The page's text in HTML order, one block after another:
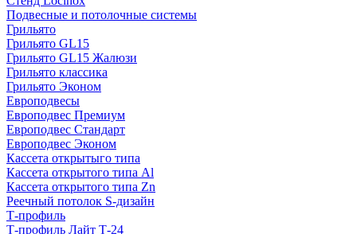
Подвесные и потолочные системы
Грильято
Грильято GL15
Грильято GL15 Жалюзи
Грильято классика
Грильято Эконом
Европодвесы
Европодвес Премиум
Европодвес Стандарт
Европодвес Эконом
Кассета открытыго типа
Кассета открытого типа Al
Кассета открытого типа Zn
Реечный потолок S-дизайн
Т-профиль
Т-профиль Лайт Т-24